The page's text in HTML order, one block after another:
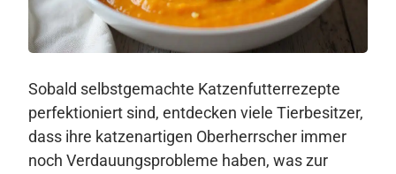
Sobald selbstgemachte Katzenfutterrezepte
perfektioniert sind, entdecken viele Tierbesitzer,
dass ihre katzenartigen Oberherrscher immer
noch Verdauungsprobleme haben, was zur